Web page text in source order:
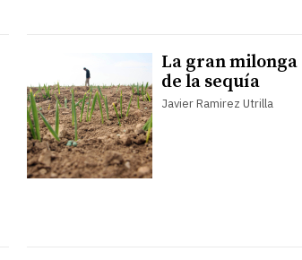
La gran milonga
de la sequía
Javier Ramirez Utrilla